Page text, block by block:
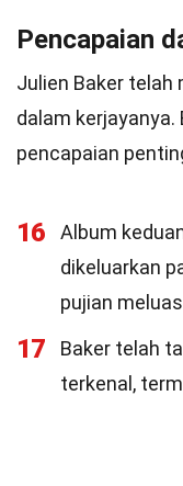
Pencapaian
Julien Baker telah
dalam kerjayanya.
pencapaian
16 Album
dikeluarkan
pujian
17
Baker telah
terkenal,